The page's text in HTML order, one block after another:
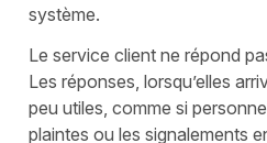
système.
Le service client ne répond
Les réponses, lorsqu’elles
peu utiles, comme si
plaintes ou les signalements